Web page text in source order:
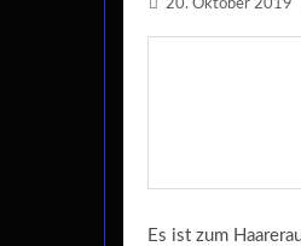
20. Oktober 2019
Es ist zum